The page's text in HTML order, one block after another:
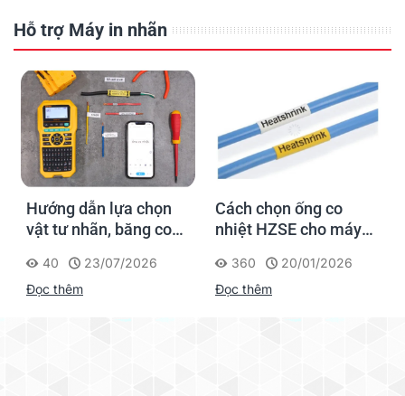
Hỗ trợ Máy in nhãn
Hướng dẫn lựa chọn
vật tư nhãn, băng co
Supvan G15M Pro
40
23/07/2026
Đọc thêm
Cách chọn ống co
nhiệt HZSE cho máy in
360
20/01/2026
Đọc thêm